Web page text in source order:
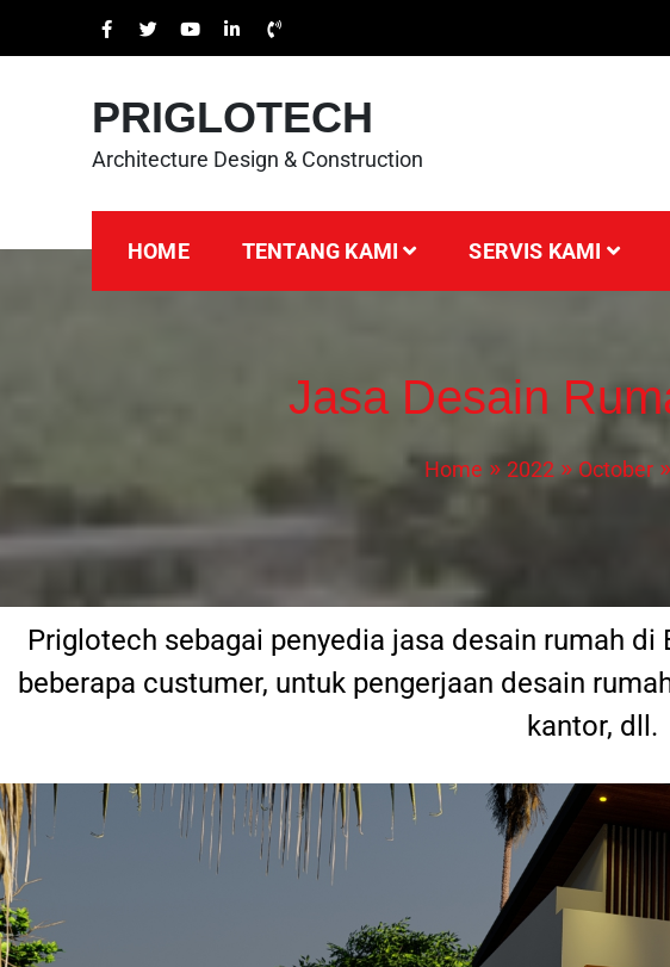
PRIGLOTECH
Architecture Design & Construction
HOME TENTANG KAMI SERVIS KAMI
Jasa Desain
Home 2022 October
Priglotech sebagai penyedia jasa desain rumah
beberapa custumer, untuk pengerjaan desain
kantor, dll.